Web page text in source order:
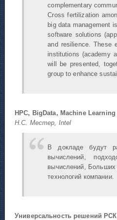
complementary
Cross fertilization
big data management
software solutions
and resilience. These
institutions (academy
will be presented,
group to enhance
НРС, BigData, Machine
Н.С. Местер, Intel
В докладе будут
вычислений,
вычислений, Больших
технологий компании.
Универсальность решений